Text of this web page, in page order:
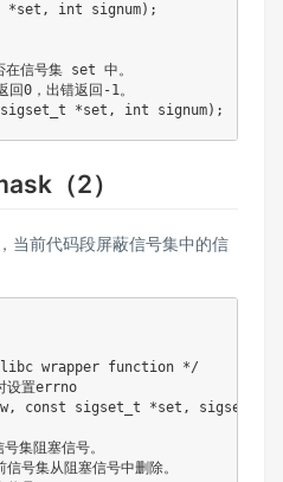
int signum);
信号集 set 中。
0，出错返回-1。
（2）
当前代码段屏蔽信号集中的信
wrapper function */
设置errno
const sigset_t *set, sigset_t
集阻塞信号。
号集从阻塞信号中删除。